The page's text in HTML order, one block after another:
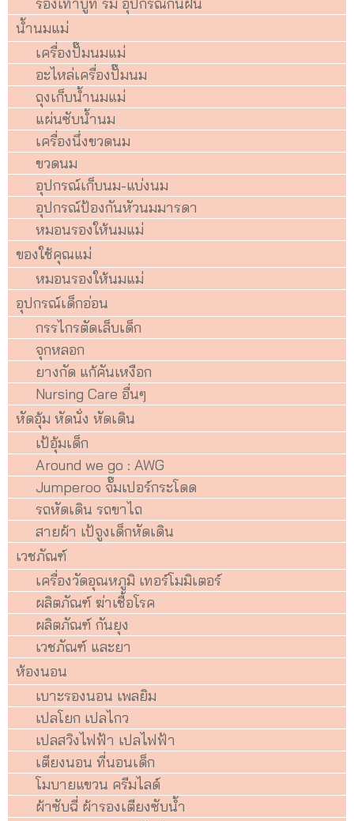
รองเท้าบูท ร่ม อุปกรณ์กันฝน
น้ำนมแม่
เครื่องปั๊มนมแม่
อะไหล่เครื่องปั๊มนม
ถุงเก็บน้ำนมแม่
แผ่นซับน้ำนม
เครื่องนึ่งขวดนม
ขวดนม
อุปกรณ์เก็บนม-แบ่งนม
อุปกรณ์ป้องกันหัวนมมารดา
หมอนรองให้นมแม่
ของใช้คุณแม่
หมอนรองให้นมแม่
อุปกรณ์เด็กอ่อน
กรรไกรตัดเล็บเด็ก
จุกหลอก
ยางกัด แก้คันเหงือก
Nursing Care อื่นๆ
หัดอุ้ม หัดนั่ง หัดเดิน
เป้อุ้มเด็ก
Around we go : AWG
Jumperoo จั๊มเปอร์กระโดด
รถหัดเดิน รถขาไถ
สายผ้า เป้จูงเด็กหัดเดิน
เวชภัณฑ์
เครื่องวัดอุณหภูมิ เทอร์โมมิเตอร์
ผลิตภัณฑ์ ฆ่าเชื้อโรค
ผลิตภัณฑ์ กันยุง
เวชภัณฑ์ และยา
ห้องนอน
เบาะรองนอน เพลยิม
เปลโยก เปลไกว
เปลสวิงไฟฟ้า เปลไฟฟ้า
เตียงนอน ที่นอนเด็ก
โมบายแขวน ครีมไลด์
ผ้าซับฉี่ ผ้ารองเตียงซับน้ำ